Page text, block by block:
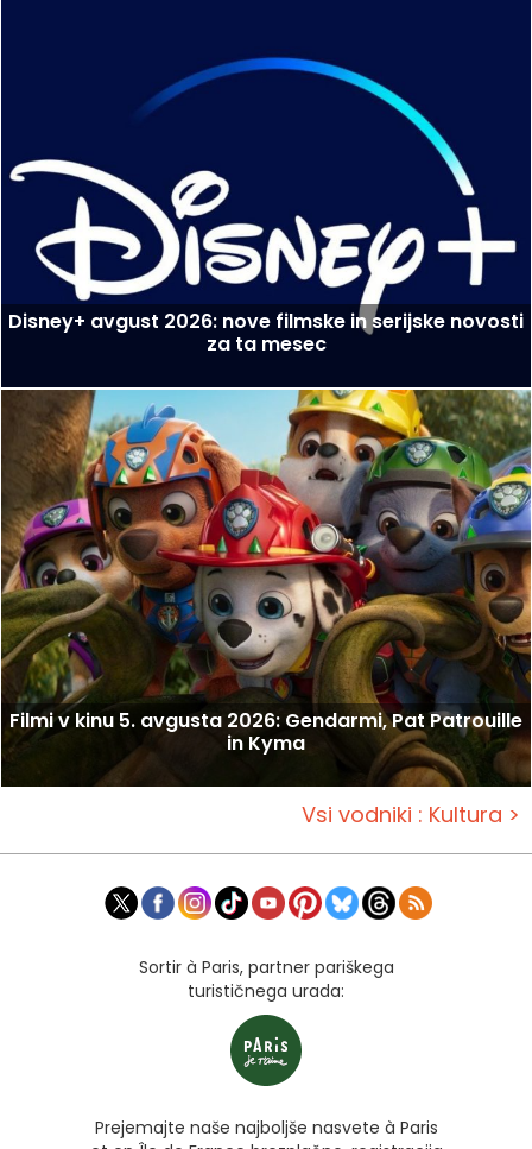
Disney+ avgust 2026: nove filmske in serijske novosti
za ta mesec
Filmi v kinu 5. avgusta 2026: Gendarmi, Pat Patrouille
in Kyma
Vsi vodniki : Kultura >
Sortir à Paris, partner pariškega
turističnega urada:
Prejemajte naše najboljše nasvete à Paris